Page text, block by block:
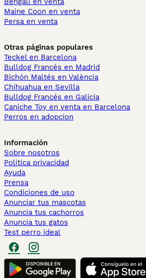
Maine Coon en venta
Persa en venta
Otras páginas populares
Teckel en Barcelona
Bulldog Francés en Madrid
Bichón Maltés en València
Chihuahua en Sevilla
Bulldog Francés en Galicia
Caniche Toy en venta en Barcelona
Perros en adopcion
Información
Sobre nosotros
Politica privacidad
Ayuda
Prensa
Condiciones de uso
Anunciar tus mascotas
Anuncia tus cachorros
Anuncia tus gatos
Test perro ideal